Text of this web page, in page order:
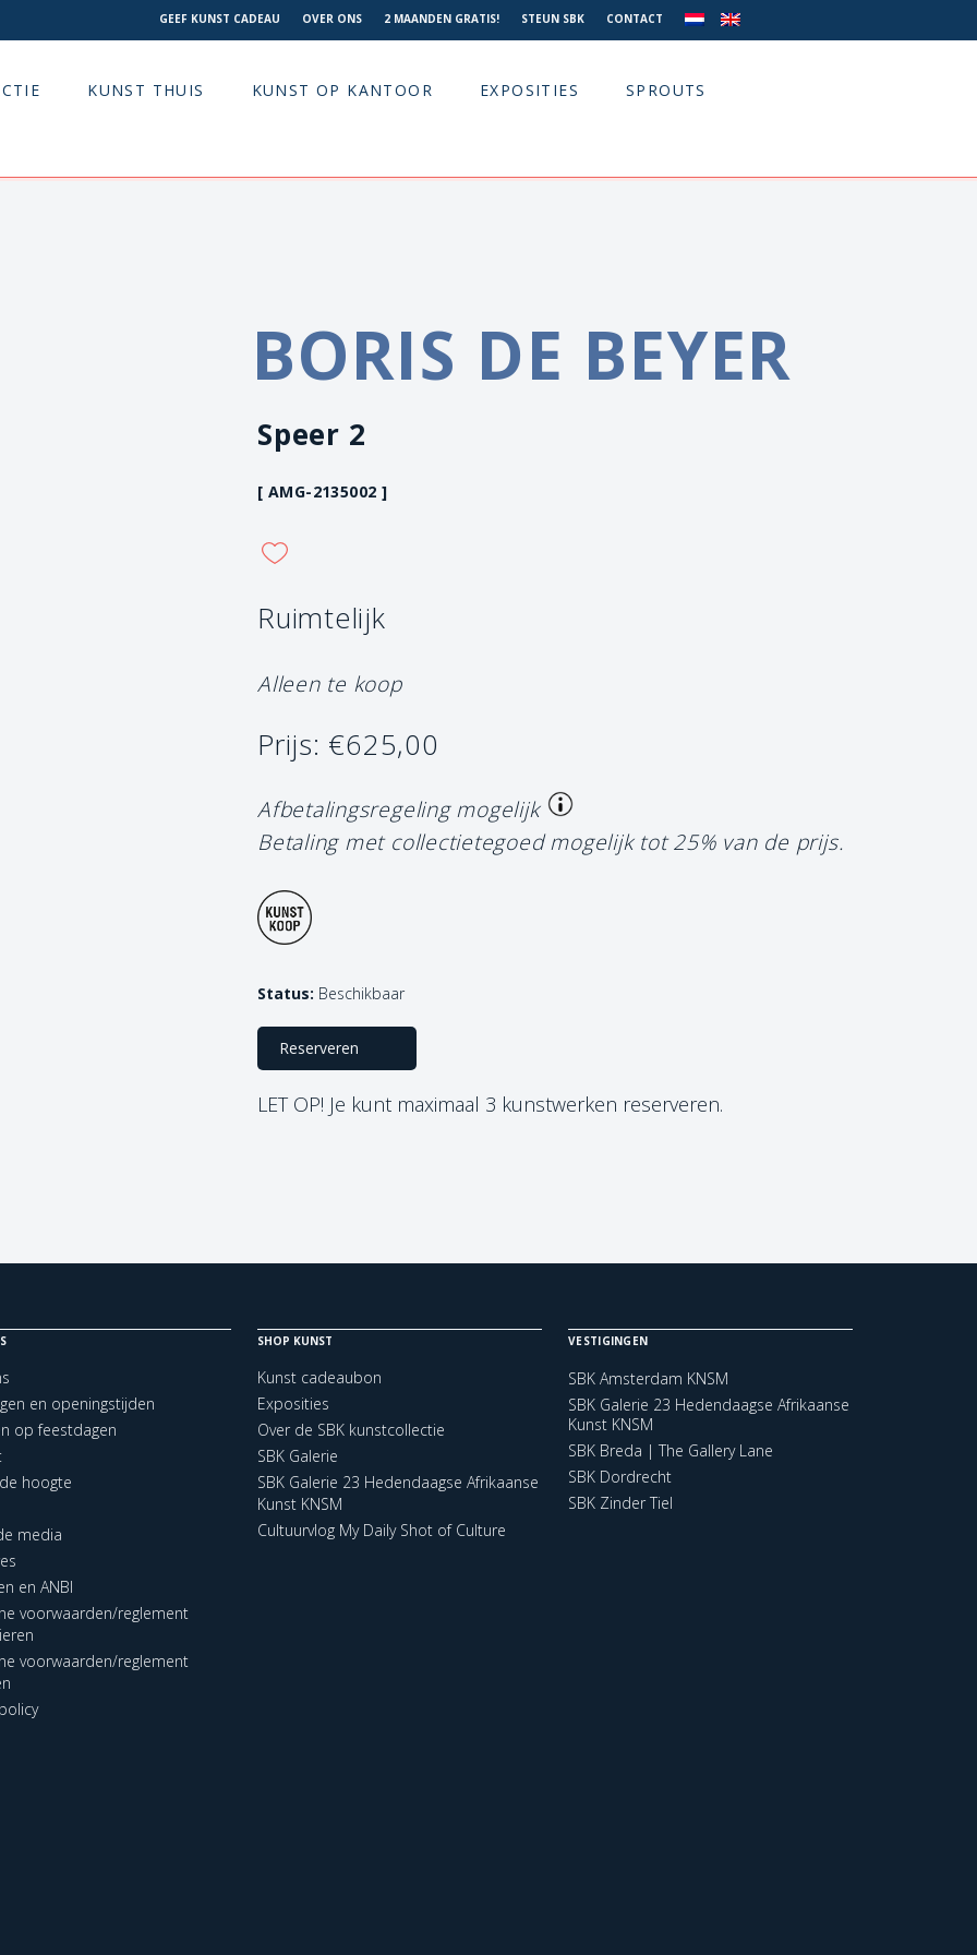
GEEF KUNST CADEAU OVER ONS 2 MAANDEN GRATIS! STEUN SBK CONTACT
KUNST THUIS KUNST OP KANTOOR EXPOSITIES SPROUTS
BORIS DE BEYER
Speer 2
[ AMG-2135002 ]
Ruimtelijk
Alleen te koop
Prijs: €625,00
Afbetalingsregeling mogelijk
Betaling met collectietegoed mogelijk tot 25% van de prijs.
Status: Beschikbaar
Reserveren
LET OP! Je kunt maximaal 3 kunstwerken reserveren.
en openingstijden
op feestdagen
hoogte
media
en ANBI
voorwaarden/reglement
voorwaarden/reglement
SHOP KUNST
Kunst cadeaubon
Exposities
Over de SBK kunstcollectie
SBK Galerie
SBK Galerie 23 Hedendaagse Afrikaanse
Kunst KNSM
Cultuurvlog My Daily Shot of Culture
VESTIGINGEN
SBK Amsterdam KNSM
SBK Galerie 23 Hedendaagse Afrikaanse
Kunst KNSM
SBK Breda | The Gallery Lane
SBK Dordrecht
SBK Zinder Tiel